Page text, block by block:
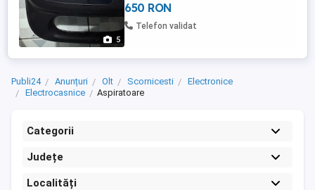
5
650 RON
Telefon validat
Publi24 Anunțuri Olt Scornicesti
Electronice
Electrocasnice
Aspiratoare
Categorii
Județe
Localități